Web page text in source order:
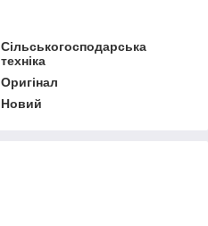
Сільськогосподарська
техніка
Оригінал
Новий